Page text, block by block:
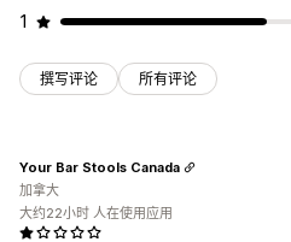
1
撰写评论 所有评论
Your Bar Stools Canada
加拿大
大约22小时 人在使用应用